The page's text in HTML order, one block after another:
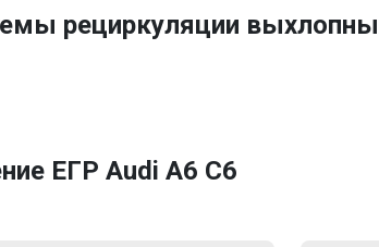
рециркуляции
ЕГР Audi A6 C6